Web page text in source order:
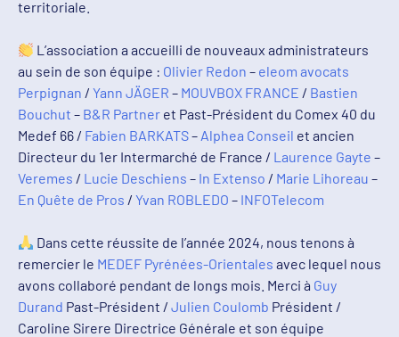
territoriale.
L’association a accueilli de nouveaux administrateurs
au sein de son équipe : Olivier Redon – eleom avocats
Perpignan / Yann JÄGER – MOUVBOX FRANCE / Bastien
Bouchut – B&R Partner et Past-Président du Comex 40 du
Medef 66 / Fabien BARKATS– Alphea Conseil et ancien
Directeur du 1er Intermarché de France / Laurence Gayte –
Veremes / Lucie Deschiens – In Extenso / Marie Lihoreau –
En Quête de Pros / Yvan ROBLEDO – INFOTelecom
Dans cette réussite de l’année 2024, nous tenons à
remercier le MEDEF Pyrénées-Orientales avec lequel nous
avons collaboré pendant de longs mois. Merci à Guy
Durand Past-Président / Julien Coulomb Président /
Caroline Sirere Directrice Générale et son équipe